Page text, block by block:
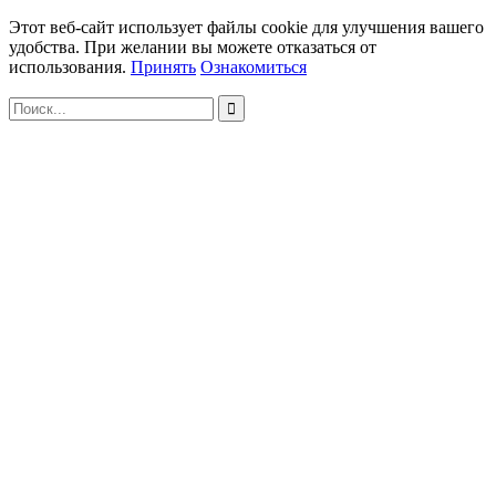
Этот веб-сайт использует файлы cookie для улучшения вашего
удобства. При желании вы можете отказаться от
использования. Принять Ознакомиться